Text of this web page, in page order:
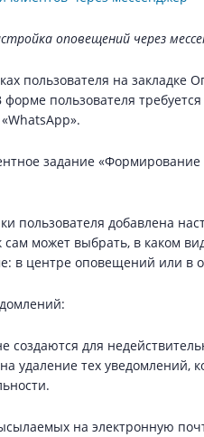
оповещений через
пользователя на закладке
пользователя
задание
пользователя добавлена
может выбрать, в каком
в центре оповещений или в
создаются для
удаление тех уведомлений,
на электронную